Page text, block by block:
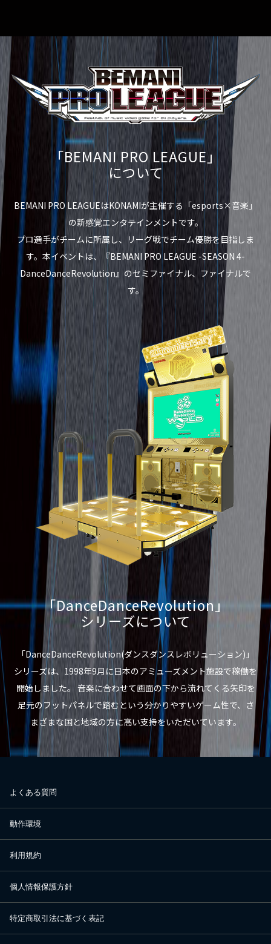
「BEMANI PRO LEAGUE」
について
BEMANI PRO LEAGUEはKONAMIが主催する「esports×音楽」
の新感覚エンタテインメントです。
プロ選手がチームに所属し、リーグ戦でチーム優勝を目指しま
す。本イベントは、『BEMANI PRO LEAGUE -SEASON 4-
DanceDanceRevolution』のセミファイナル、ファイナルで
す。
「DanceDanceRevolution」
シリーズについて
「DanceDanceRevolution(ダンスダンスレボリューション)」
シリーズは、1998年9月に日本のアミューズメント施設で稼働を
開始しました。 音楽に合わせて画面の下から流れてくる矢印を
足元のフットパネルで踏むという分かりやすいゲーム性で、さ
まざまな国と地域の方に高い支持をいただいています。
よくある質問
動作環境
利用規約
個人情報保護方針
特定商取引法に基づく表記